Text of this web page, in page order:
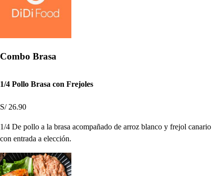
Combo Brasa
1/4 Pollo Brasa con Frejoles
S/ 26.90
1/4 De pollo a la brasa acompañado de arroz blanco y frejol canario
con entrada a elección.